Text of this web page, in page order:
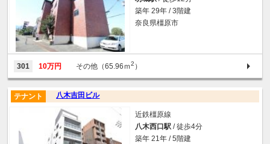
築年 29年 / 3階建
奈良県橿原市
301 10万円 その他（65.96ｍ2 ）
八木吉田ビル
テナント
近鉄橿原線
八木西口駅 / 徒歩4分
築年 21年 / 5階建